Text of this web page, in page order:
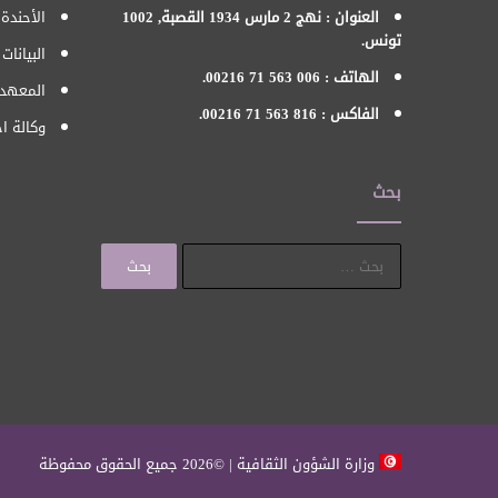
العنوان : نهج 2 مارس 1934 القصبة, 1002
تونس.
الهاتف : 006 563 71 00216.
الفاكس : 816 563 71 00216.
بحث
وكالة
وزارة الشؤون الثقافية | ©2026 جميع الحقوق محفوظة